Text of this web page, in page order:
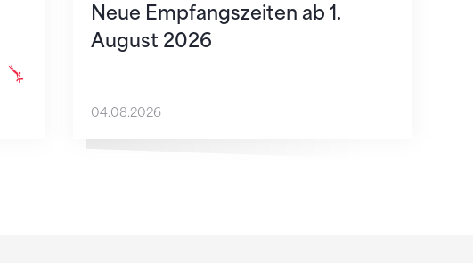
Neue Empfangszeiten ab 1.
August 2026
04.08.2026